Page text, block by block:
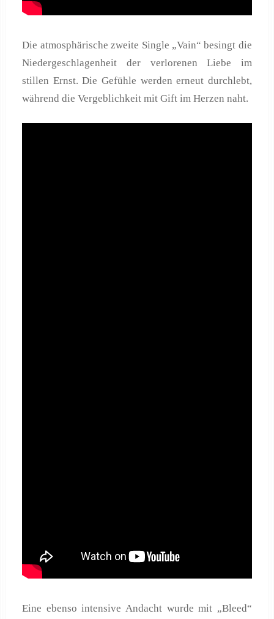
Die atmosphärische zweite Single „Vain“ besingt die
Niedergeschlagenheit der verlorenen Liebe im
stillen Ernst. Die Gefühle werden erneut durchlebt,
während die Vergeblichkeit mit Gift im Herzen naht.
Eine ebenso intensive Andacht wurde mit „Bleed“